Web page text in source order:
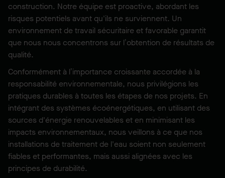
construction. Notre équipe est proactive, abordant les
risques potentiels avant qu'ils ne surviennent. Un
environnement de travail sécuritaire et favorable garantit
que nous nous concentrons sur l’obtention de résultats de
qualité.
Conformément à l’importance croissante accordée à la
responsabilité environnementale, nous privilégions les
pratiques durables à toutes les étapes de nos projets. En
intégrant des systèmes écoénergétiques, en utilisant des
sources d'énergie renouvelables et en minimisant les
impacts environnementaux, nous veillons à ce que nos
installations de traitement de l'eau soient non seulement
fiables et performantes, mais aussi alignées avec les
principes de durabilité.